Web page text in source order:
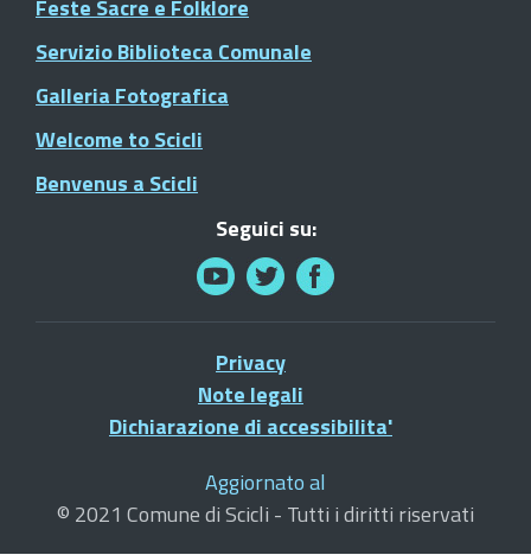
Feste Sacre e Folklore
Servizio Biblioteca Comunale
Galleria Fotografica
Welcome to Scicli
Benvenus a Scicli
Seguici su:
Privacy
Note legali
Dichiarazione di accessibilita'
Aggiornato al
© 2021 Comune di Scicli - Tutti i diritti riservati